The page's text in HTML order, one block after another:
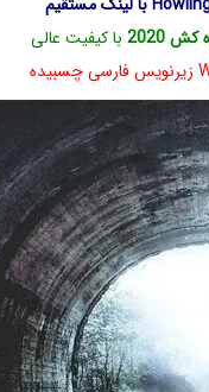
2020
با کیفیت عالی